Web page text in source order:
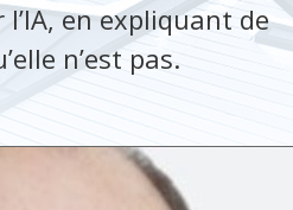
en expliquant de
n’est pas.